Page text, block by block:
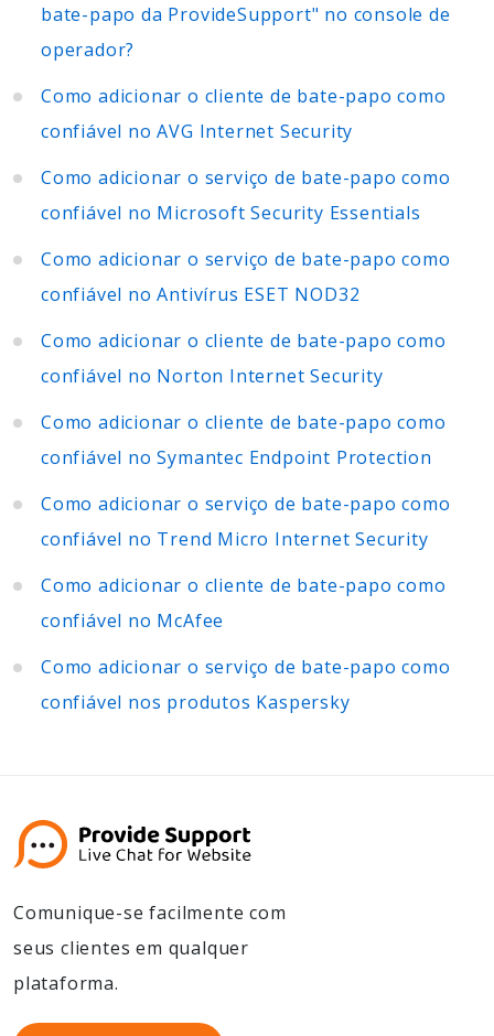
bate-papo da ProvideSupport" no console de
operador?
Como adicionar o cliente de bate-papo como
confiável no AVG Internet Security
Como adicionar o serviço de bate-papo como
confiável no Microsoft Security Essentials
Como adicionar o serviço de bate-papo como
confiável no Antivírus ESET NOD32
Como adicionar o cliente de bate-papo como
confiável no Norton Internet Security
Como adicionar o cliente de bate-papo como
confiável no Symantec Endpoint Protection
Como adicionar o serviço de bate-papo como
confiável no Trend Micro Internet Security
Como adicionar o cliente de bate-papo como
confiável no McAfee
Como adicionar o serviço de bate-papo como
confiável nos produtos Kaspersky
Comunique-se facilmente com
seus clientes em qualquer
plataforma.